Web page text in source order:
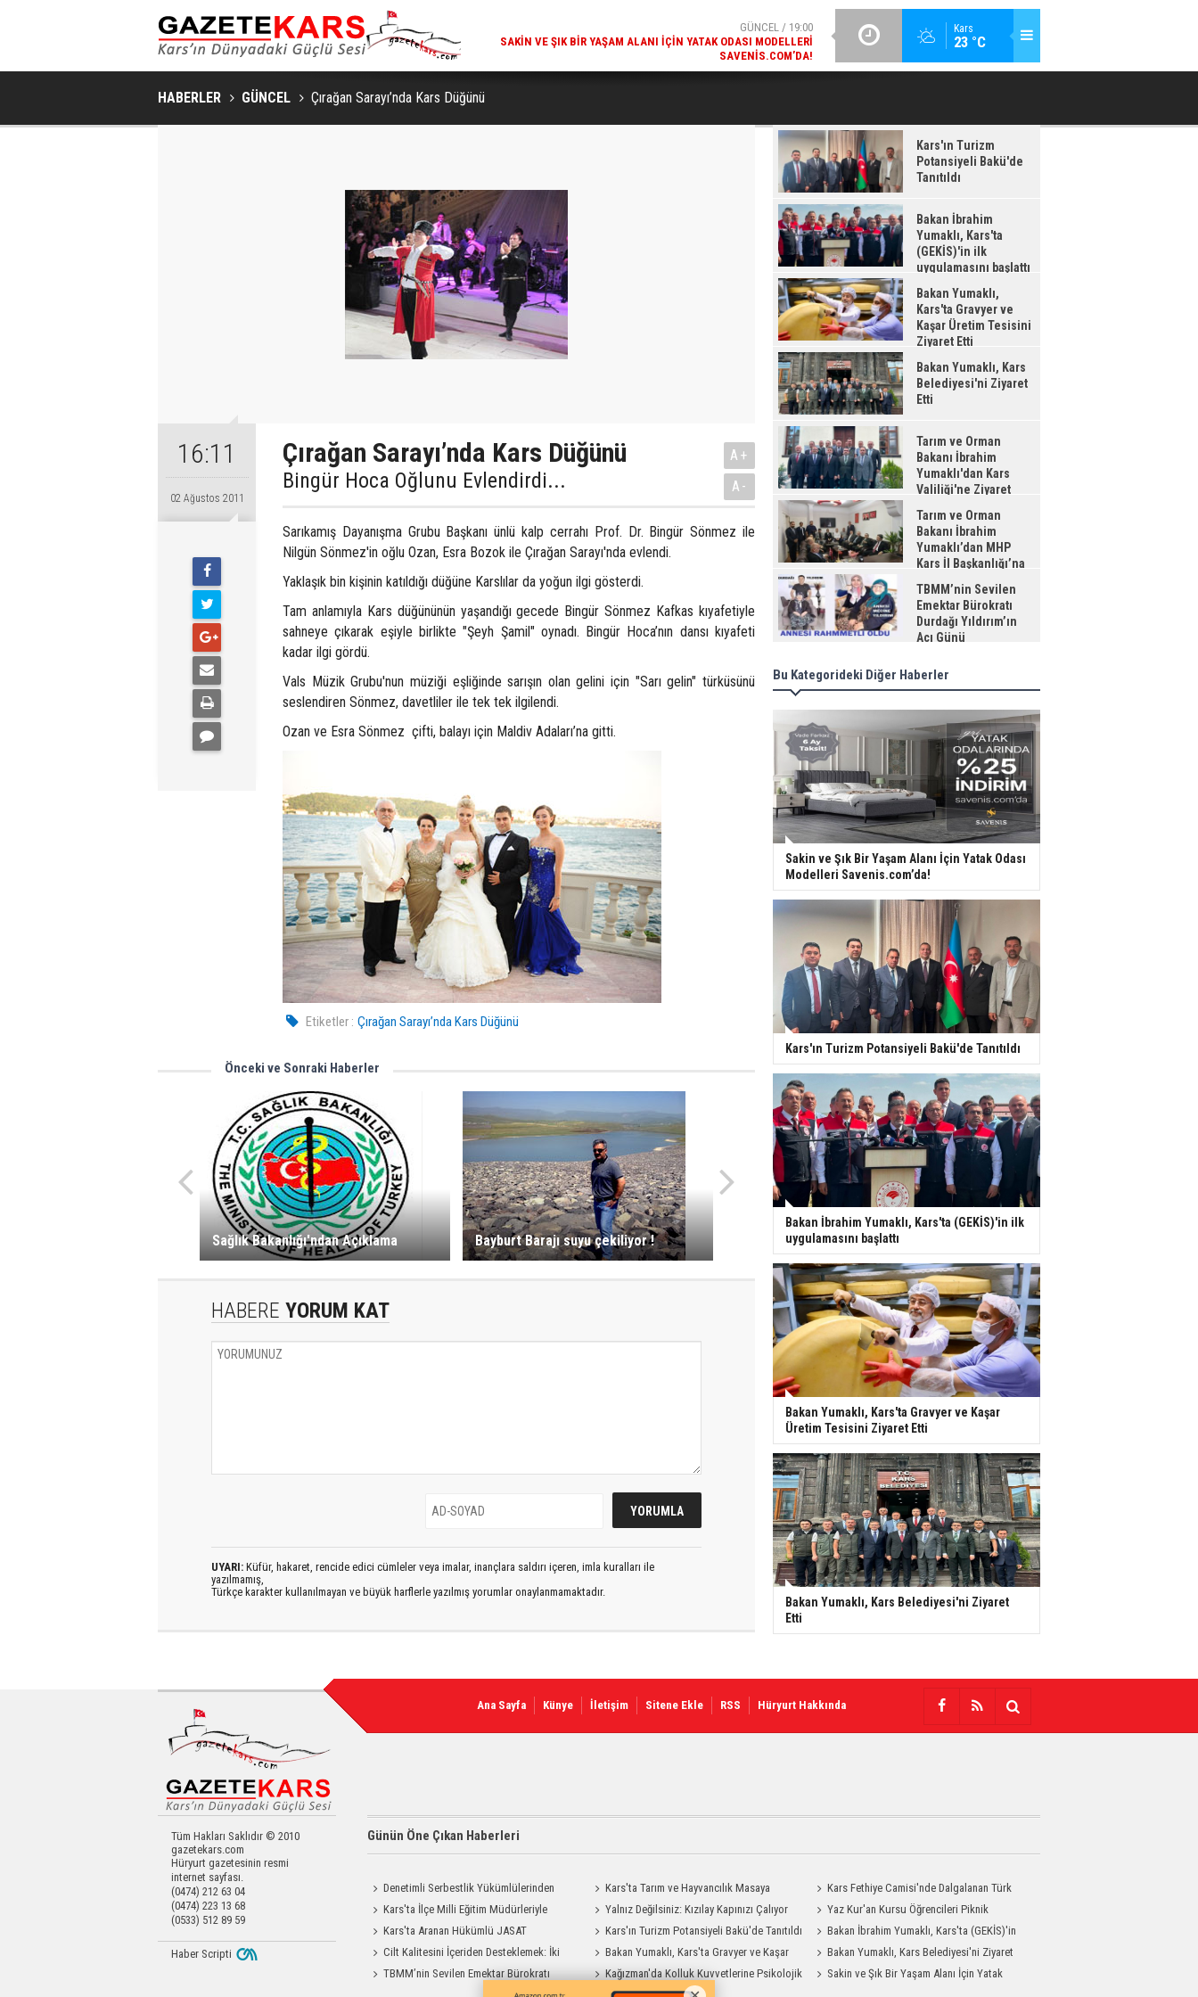
Kars
23 °C
GÜNCEL / 18:38
KARS'IN TURIZM POTANSIYELI BAKÜ'DE TANITILDI
BAKAN İBRAHIM YUMAKLI, KARS'TA (GEKİS)'IN ILK
HABERLER GÜNCEL Çırağan Sarayı’nda Kars Düğünü
16:11
02 Ağustos 2011
Çırağan Sarayı’nda Kars Düğünü
Bingür Hoca Oğlunu Evlendirdi...
A+
A-
Sarıkamış Dayanışma Grubu Başkanı ünlü kalp cerrahı Prof. Dr. Bingür Sönmez ile
Nilgün Sönmez'in oğlu Ozan, Esra Bozok ile Çırağan Sarayı'nda evlendi.
Yaklaşık bin kişinin katıldığı düğüne Karslılar da yoğun ilgi gösterdi.
Tam anlamıyla Kars düğününün yaşandığı gecede Bingür Sönmez Kafkas kıyafetiyle
sahneye çıkarak eşiyle birlikte "Şeyh Şamil" oynadı. Bingür Hoca’nın dansı kıyafeti
kadar ilgi gördü.
Vals Müzik Grubu'nun müziği eşliğinde sarışın olan gelini için "Sarı gelin" türküsünü
seslendiren Sönmez, davetliler ile tek tek ilgilendi.
Ozan ve Esra Sönmez çifti, balayı için Maldiv Adaları’na gitti.
Etiketler : Çırağan Sarayı’nda Kars Düğünü
Önceki ve Sonraki Haberler
Sağlık Bakanlığı'ndan Açıklama Bayburt Barajı suyu çekiliyor !
HABERE YORUM KAT
UYARI: Küfür, hakaret, rencide edici cümleler veya imalar, inançlara saldırı içeren, imla kuralları ile
yazılmamış,
Türkçe karakter kullanılmayan ve büyük harflerle yazılmış yorumlar onaylanmamaktadır.
Kars'ın Turizm
Potansiyeli Bakü'de
Tanıtıldı
Bakan İbrahim
Yumaklı, Kars'ta
(GEKİS)'in ilk
uygulamasını başlattı
Bakan Yumaklı,
Kars'ta Gravyer ve
Kaşar Üretim Tesisini
Ziyaret Etti
Bakan Yumaklı, Kars
Belediyesi'ni Ziyaret
Etti
Tarım ve Orman
Bakanı İbrahim
Yumaklı'dan Kars
Valiliği'ne Ziyaret
Tarım ve Orman
Bakanı İbrahim
Yumaklı’dan MHP
Kars İl Başkanlığı’na
Ziyaret
TBMM’nin Sevilen
Emektar Bürokratı
Durdağı Yıldırım’ın
Acı Günü
Bu Kategorideki Diğer Haberler
Sakin ve Şık Bir Yaşam Alanı İçin Yatak Odası
Modelleri Savenis.com’da!
Kars'ın Turizm Potansiyeli Bakü'de Tanıtıldı
Bakan İbrahim Yumaklı, Kars'ta (GEKİS)'in ilk
uygulamasını başlattı
Bakan Yumaklı, Kars'ta Gravyer ve Kaşar
Üretim Tesisini Ziyaret Etti
Bakan Yumaklı, Kars Belediyesi'ni Ziyaret
Etti
Ana Sayfa Künye İletişim Sitene Ekle RSS Hüryurt Hakkında
Tüm Hakları Saklıdır © 2010
gazetekars.com
Hüryurt gazetesinin resmi
internet sayfası.
(0474) 212 63 04
(0474) 223 13 68
(0533) 512 89 59
Günün Öne Çıkan Haberleri
Denetimli Serbestlik Yükümlülerinden
Okula Temizlik Desteği
Kars'ta Tarım ve Hayvancılık Masaya
Yatırıldı
Kars Fethiye Camisi'nde Dalgalanan Türk
Bayrağı Görenlerin Beğenisini Topladı
Kars'ta İlçe Milli Eğitim Müdürleriyle
Değerlendirme Toplantısı
Yalnız Değilsiniz: Kızılay Kapınızı Çalıyor
Yaz Kur'an Kursu Öğrencileri Piknik
Coşkusu Yaşadı
Kars'ta Aranan Hükümlü JASAT
Operasyonuyla Yakalandı
Kars'ın Turizm Potansiyeli Bakü'de Tanıtıldı
Bakan İbrahim Yumaklı, Kars'ta (GEKİS)'in
ilk uygulamasını başlattı
Cilt Kalitesini İçeriden Desteklemek: İki
Enjeksiyon Uygulamasının Karşılaştırması
Bakan Yumaklı, Kars'ta Gravyer ve Kaşar
Üretim Tesisini Ziyaret Etti
Bakan Yumaklı, Kars Belediyesi'ni Ziyaret
Etti
TBMM’nin Sevilen Emektar Bürokratı
Kağızman'da Kolluk Kuvvetlerine Psikolojik
Sakin ve Şık Bir Yaşam Alanı İçin Yatak
Haber Scripti